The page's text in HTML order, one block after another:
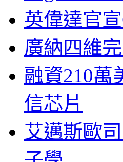
英偉達官
廣納四維
融資210萬
信芯片
艾邁斯歐